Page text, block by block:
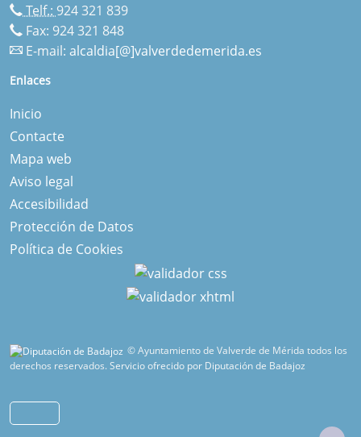
Telf.: 924 321 839
Fax: 924 321 848
E-mail: alcaldia[@]valverdedemerida.es
Enlaces
Inicio
Contacte
Mapa web
Aviso legal
Accesibilidad
Protección de Datos
Política de Cookies
© Ayuntamiento de Valverde de Mérida todos los
derechos reservados.Servicio ofrecido por Diputación de Badajoz